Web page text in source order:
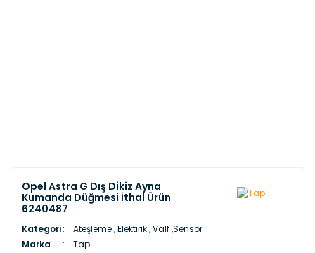
Opel Astra G Dış Dikiz Ayna
Kumanda Düğmesi İthal Ürün
6240487
Kategori
Ateşleme , Elektirik , Valf ,Sensör
Marka
Tap